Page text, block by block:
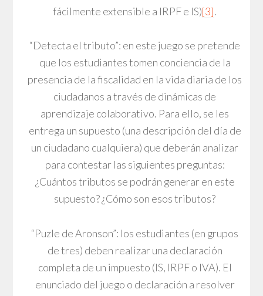
fácilmente extensible a IRPF e IS)[3].
“Detecta el tributo”: en este juego se pretende
que los estudiantes tomen conciencia de la
presencia de la fiscalidad en la vida diaria de los
ciudadanos a través de dinámicas de
aprendizaje colaborativo. Para ello, se les
entrega un supuesto (una descripción del día de
un ciudadano cualquiera) que deberán analizar
para contestar las siguientes preguntas:
¿Cuántos tributos se podrán generar en este
supuesto? ¿Cómo son esos tributos?
“Puzle de Aronson”: los estudiantes (en grupos
de tres) deben realizar una declaración
completa de un impuesto (IS, IRPF o IVA). El
enunciado del juego o declaración a resolver